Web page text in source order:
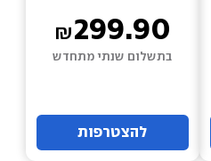
299.90
בתשלום שנתי מתחדש
להצטרפות